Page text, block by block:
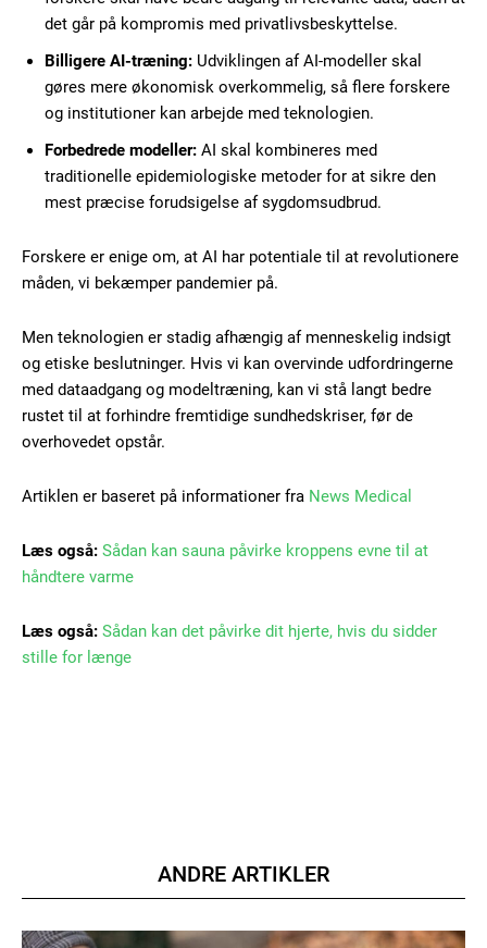
Member full access
100DKK / year
Etiam est nibh, lobortis sit
Praesent euismod ac
Ut mollis pellentesque tortor
Nullam eu erat condimentum
Orci varius natoque dolor
det går på kompromis med privatlivsbeskyttelse.
Billigere AI-træning: Udviklingen af AI-modeller skal
gøres mere økonomisk overkommelig, så flere forskere
og institutioner kan arbejde med teknologien.
Forbedrede modeller: AI skal kombineres med
traditionelle epidemiologiske metoder for at sikre den
mest præcise forudsigelse af sygdomsudbrud.
Forskere er enige om, at AI har potentiale til at revolutionere
måden, vi bekæmper pandemier på.
Men teknologien er stadig afhængig af menneskelig indsigt
og etiske beslutninger. Hvis vi kan overvinde udfordringerne
med dataadgang og modeltræning, kan vi stå langt bedre
rustet til at forhindre fremtidige sundhedskriser, før de
overhovedet opstår.
Artiklen er baseret på informationer fra News Medical
Læs også: Sådan kan sauna påvirke kroppens evne til at
håndtere varme
Læs også: Sådan kan det påvirke dit hjerte, hvis du sidder
stille for længe
ANDRE ARTIKLER